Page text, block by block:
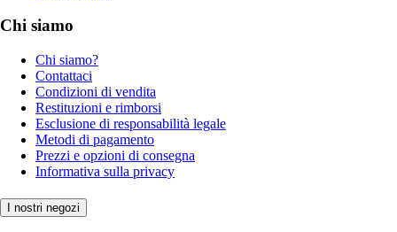
Chi siamo
Chi siamo?
Contattaci
Condizioni di vendita
Restituzioni e rimborsi
Esclusione di responsabilità legale
Metodi di pagamento
Prezzi e opzioni di consegna
Informativa sulla privacy
I nostri negozi